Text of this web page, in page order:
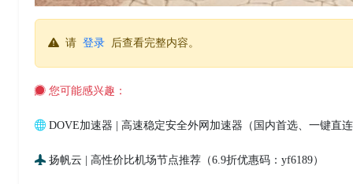
请 登录 后查看完整内容。
您可能感兴趣：
DOVE加速器 | 高速稳定安全外网加速器（国内首选、一键直
扬帆云 | 高性价比机场节点推荐（6.9折优惠码：yf6189）